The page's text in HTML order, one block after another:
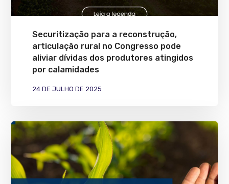
Securitização para a reconstrução,
articulação rural no Congresso pode
aliviar dívidas dos produtores atingidos
por calamidades
24 DE JULHO DE 2025